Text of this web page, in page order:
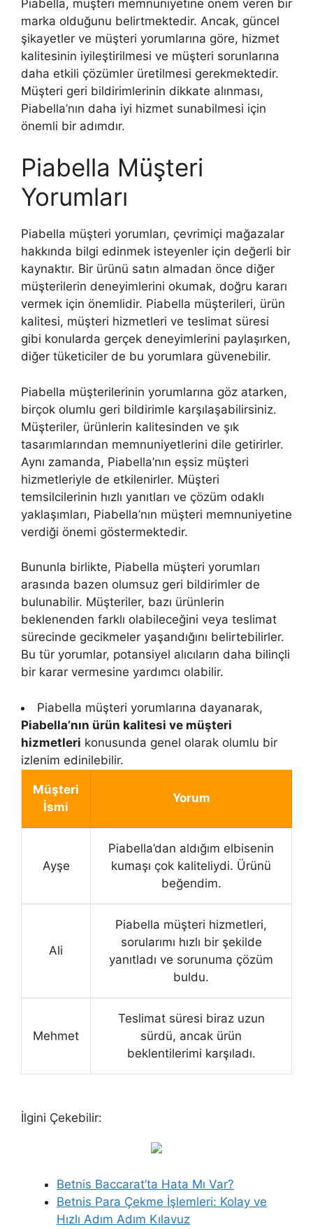
Piabella, müşteri memnuniyetine önem veren bir
marka olduğunu belirtmektedir. Ancak, güncel
şikayetler ve müşteri yorumlarına göre, hizmet
kalitesinin iyileştirilmesi ve müşteri sorunlarına
daha etkili çözümler üretilmesi gerekmektedir.
Müşteri geri bildirimlerinin dikkate alınması,
Piabella’nın daha iyi hizmet sunabilmesi için
önemli bir adımdır.
Piabella Müşteri
Yorumları
Piabella müşteri yorumları, çevrimiçi mağazalar
hakkında bilgi edinmek isteyenler için değerli bir
kaynaktır. Bir ürünü satın almadan önce diğer
müşterilerin deneyimlerini okumak, doğru kararı
vermek için önemlidir. Piabella müşterileri, ürün
kalitesi, müşteri hizmetleri ve teslimat süresi
gibi konularda gerçek deneyimlerini paylaşırken,
diğer tüketiciler de bu yorumlara güvenebilir.
Piabella müşterilerinin yorumlarına göz atarken,
birçok olumlu geri bildirimle karşılaşabilirsiniz.
Müşteriler, ürünlerin kalitesinden ve şık
tasarımlarından memnuniyetlerini dile getirirler.
Aynı zamanda, Piabella’nın eşsiz müşteri
hizmetleriyle de etkilenirler. Müşteri
temsilcilerinin hızlı yanıtları ve çözüm odaklı
yaklaşımları, Piabella’nın müşteri memnuniyetine
verdiği önemi göstermektedir.
Bununla birlikte, Piabella müşteri yorumları
arasında bazen olumsuz geri bildirimler de
bulunabilir. Müşteriler, bazı ürünlerin
beklenenden farklı olabileceğini veya teslimat
sürecinde gecikmeler yaşandığını belirtebilirler.
Bu tür yorumlar, potansiyel alıcıların daha bilinçli
bir karar vermesine yardımcı olabilir.
Piabella müşteri yorumlarına dayanarak,
Piabella’nın ürün kalitesi ve müşteri
hizmetleri konusunda genel olarak olumlu bir
izlenim edinilebilir.
Müşteri
İsmi
Yorum
Ayşe
Piabella’dan aldığım elbisenin
kumaşı çok kaliteliydi. Ürünü
beğendim.
Ali
Piabella müşteri hizmetleri,
sorularımı hızlı bir şekilde
yanıtladı ve sorunuma çözüm
buldu.
Mehmet
Teslimat süresi biraz uzun
sürdü, ancak ürün
beklentilerimi karşıladı.
İlgini Çekebilir:
Betnis Baccarat’ta Hata Mı Var?
Betnis Para Çekme İşlemleri: Kolay ve
Hızlı Adım Adım Kılavuz